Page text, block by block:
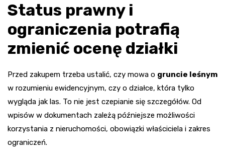
Status prawny i
ograniczenia potrafią
zmienić ocenę działki
Przed zakupem trzeba ustalić, czy mowa o gruncie leśnym
w rozumieniu ewidencyjnym, czy o działce, która tylko
wygląda jak las. To nie jest czepianie się szczegółów. Od
wpisów w dokumentach zależą późniejsze możliwości
korzystania z nieruchomości, obowiązki właściciela i zakres
ograniczeń.